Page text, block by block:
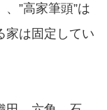
”高家筆頭”は
家は固定してい